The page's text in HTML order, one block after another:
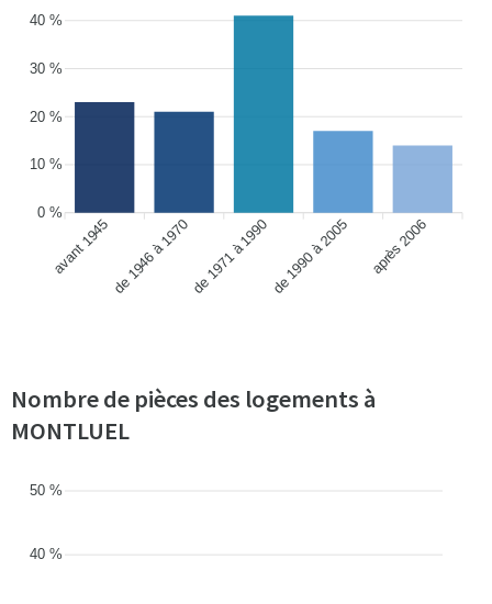
40 %
30 %
20 %
10 %
0 %
avant 1945 de 1946 à 1970 de 1971 à 1990 de 1990 à 2005 après 2006
Nombre de pièces des logements à
MONTLUEL
50 %
40 %